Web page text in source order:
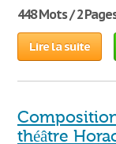
448 Mots / 2
Lire la suite
théâtre